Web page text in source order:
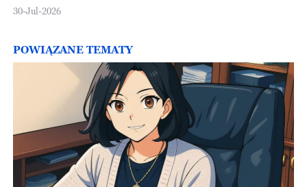
30-Jul-2026
POWIĄZANE TEMATY